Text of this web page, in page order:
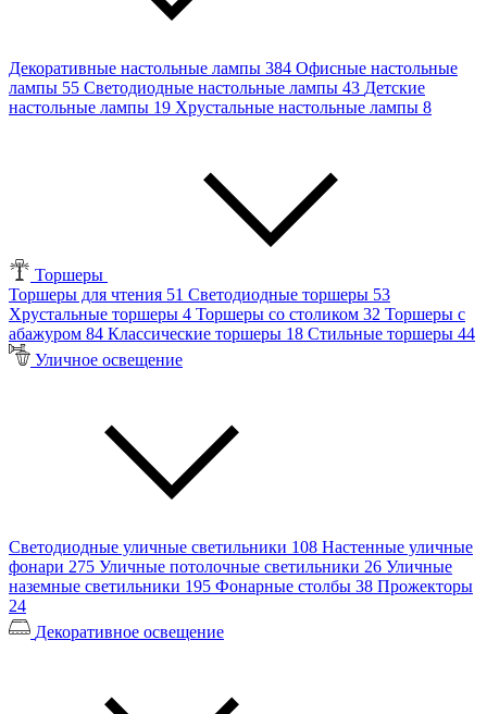
Декоративные настольные лампы 384 Офисные настольные
лампы 55 Светодиодные настольные лампы 43 Детские
настольные лампы 19 Хрустальные настольные лампы 8
Торшеры
Торшеры для чтения 51 Светодиодные торшеры 53
Хрустальные торшеры 4 Торшеры со столиком 32 Торшеры с
абажуром 84 Классические торшеры 18 Стильные торшеры 44
Уличное освещение
Светодиодные уличные светильники 108 Настенные уличные
фонари 275 Уличные потолочные светильники 26 Уличные
наземные светильники 195 Фонарные столбы 38 Прожекторы
24
Декоративное освещение